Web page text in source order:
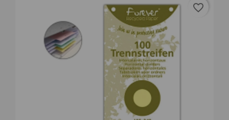
favorite_border